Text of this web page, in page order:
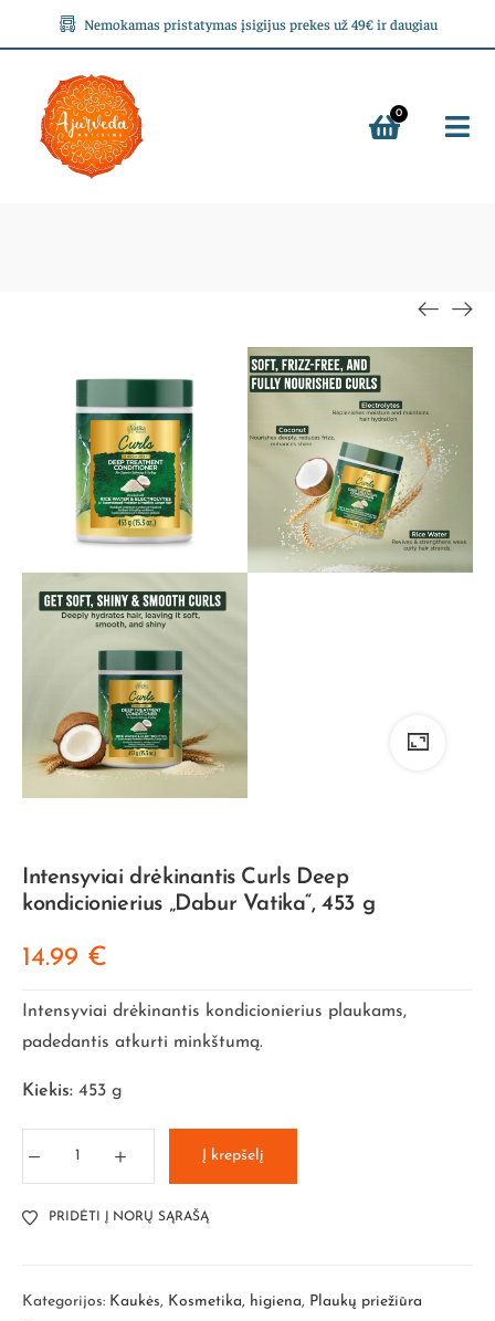
Nemokamas pristatymas įsigijus prekes už 49€ ir daugiau
0
Intensyviai drėkinantis Curls Deep
kondicionierius „Dabur Vatika“, 453 g
14.99 €
Intensyviai drėkinantis kondicionierius plaukams,
padedantis atkurti minkštumą.
Kiekis: 453 g
Į krepšelį
PRIDĖTI Į NORŲ SĄRAŠĄ
Kategorijos: Kaukės, Kosmetika, higiena, Plaukų priežiūra